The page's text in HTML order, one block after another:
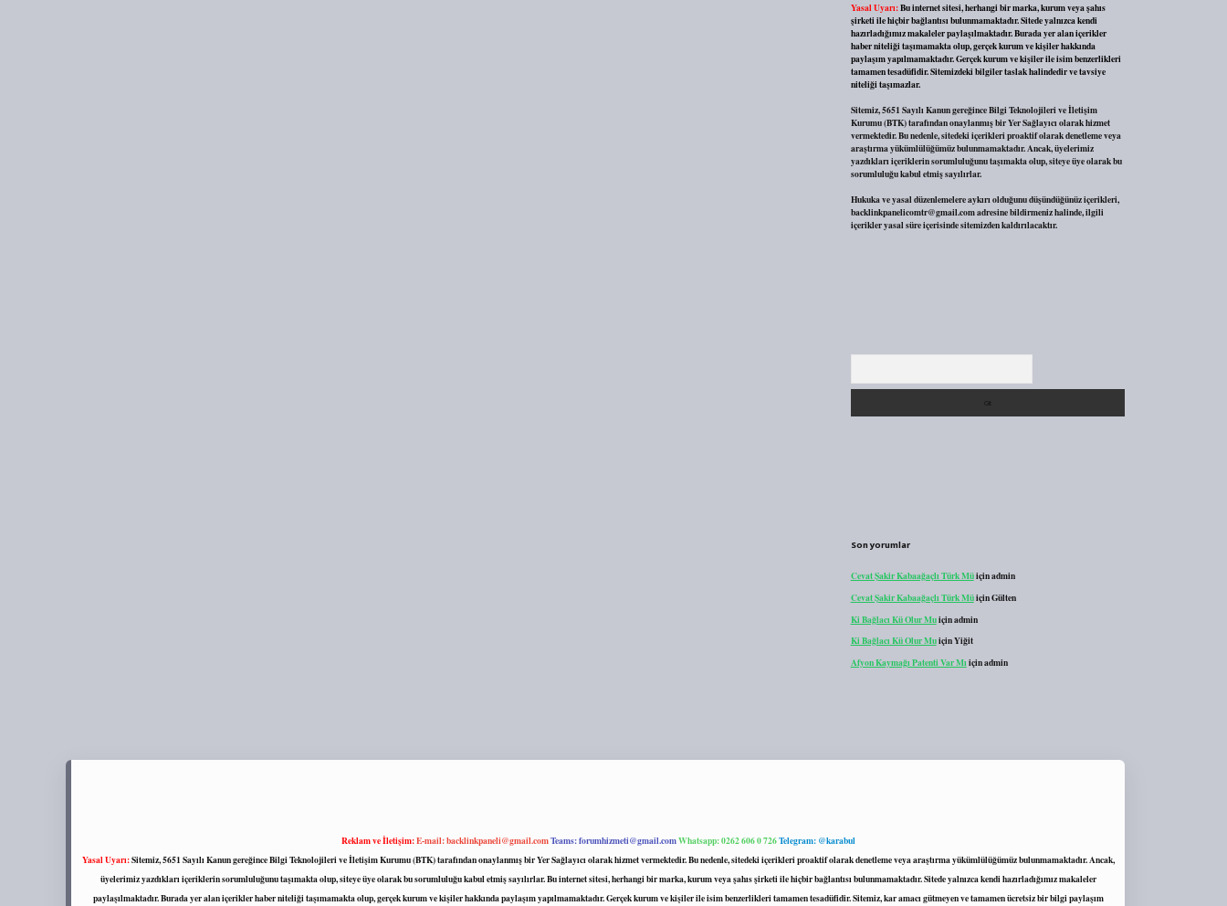
Yasal Uyarı:Bu internet sitesi, herhangi bir marka, kurum veya şahıs
şirketi ile hiçbir bağlantısı bulunmamaktadır. Sitede yalnızca kendi
hazırladığımız makaleler paylaşılmaktadır. Burada yer alan içerikler
haber niteliği taşımamakta olup, gerçek kurum ve kişiler hakkında
paylaşım yapılmamaktadır. Gerçek kurum ve kişiler ile isim benzerlikleri
tamamen tesadüfidir. Sitemizdeki bilgiler taslak halindedir ve tavsiye
niteliği taşımazlar.
Sitemiz, 5651 Sayılı Kanun gereğince Bilgi Teknolojileri ve İletişim
Kurumu (BTK) tarafından onaylanmış bir Yer Sağlayıcı olarak hizmet
vermektedir. Bu nedenle, sitedeki içerikleri proaktif olarak denetleme veya
araştırma yükümlülüğümüz bulunmamaktadır. Ancak, üyelerimiz
yazdıkları içeriklerin sorumluluğunu taşımakta olup, siteye üye olarak bu
sorumluluğu kabul etmiş sayılırlar.
Hukuka ve yasal düzenlemelere aykırı olduğunu düşündüğünüz içerikleri,
backlinkpanelicomtr@gmail.comadresine bildirmeniz halinde, ilgili
içerikler yasal süre içerisinde sitemizden kaldırılacaktır.
Son yorumlar
Cevat Şakir Kabaağaçlı Türk Müiçinadmin
Cevat Şakir Kabaağaçlı Türk MüiçinGülten
Ki Bağlacı Kü Olur Muiçinadmin
Ki Bağlacı Kü Olur MuiçinYiğit
Afyon Kaymağı Patenti Var Mı içinadmin
Reklam ve İletişim:E-mail:backlinkpaneli@gmail.comTeams:forumhizmeti@gmail.comWhatsapp: 0262 606 0 726Telegram: @karabul
Yasal Uyarı:Sitemiz, 5651 Sayılı Kanun gereğince Bilgi Teknolojileri ve İletişim Kurumu (BTK) tarafından onaylanmış bir Yer Sağlayıcı olarak hizmet vermektedir. Bu nedenle, sitedeki içerikleri proaktif olarak denetleme veya araştırma yükümlülüğümüz bulunmamaktadır. Ancak,
üyelerimiz yazdıkları içeriklerin sorumluluğunu taşımakta olup, siteye üye olarak bu sorumluluğu kabul etmiş sayılırlar. Bu internet sitesi, herhangi bir marka, kurum veya şahıs şirketi ile hiçbir bağlantısı bulunmamaktadır. Sitede yalnızca kendi hazırladığımız makaleler
paylaşılmaktadır. Burada yer alan içerikler haber niteliği taşımamakta olup, gerçek kurum ve kişiler hakkında paylaşım yapılmamaktadır. Gerçek kurum ve kişiler ile isim benzerlikleri tamamen tesadüfidir. Sitemiz, kar amacı gütmeyen ve tamamen ücretsiz bir bilgi paylaşım